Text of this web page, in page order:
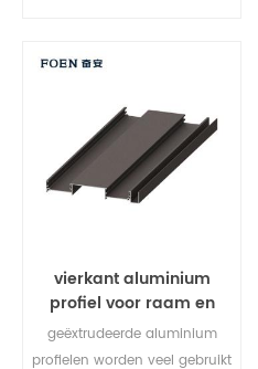
vierkant aluminium
profiel voor raam en
deur
geëxtrudeerde aluminium
profielen worden veel gebruikt